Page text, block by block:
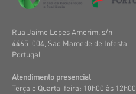
Rua Jaime Lopes Amorim, s/n
4465-004, São Mamede de Infesta
Portugal
Atendimento presencial
Terça e Quarta-feira: 10h00 às 12h00